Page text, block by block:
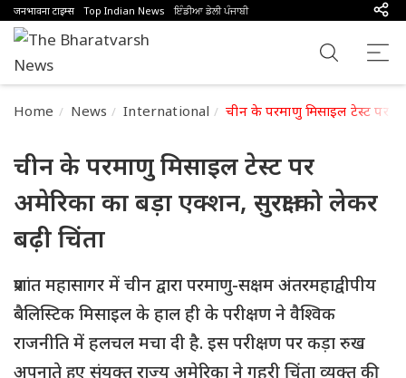
जनभावना टाइम्स Top Indian News ਇੰਡੀਆ ਡੇਲੀ ਪੰਜਾਬੀ
Home News International चीन के परमाणु मिसाइल टेस्ट पर
चीन के परमाणु मिसाइल टेस्ट पर
अमेरिका का बड़ा एक्शन, सुरक्षा को लेकर
बढ़ी चिंता
प्रशांत महासागर में चीन द्वारा परमाणु-सक्षम अंतरमहाद्वीपीय
बैलिस्टिक मिसाइल के हाल ही के परीक्षण ने वैश्विक
राजनीति में हलचल मचा दी है. इस परीक्षण पर कड़ा रुख
अपनाते हुए संयुक्त राज्य अमेरिका ने गहरी चिंता व्यक्त की